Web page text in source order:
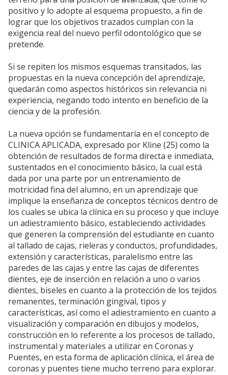
positivo y lo adopte al esquema propuesto, a fin de
lograr que los objetivos trazados cumplan con la
exigencia real del nuevo perfil odontológico que se
pretende.
Si se repiten los mismos esquemas transitados, las
propuestas en la nueva concepción del aprendizaje,
quedarán como aspectos históricos sin relevancia ni
experiencia, negando todo intento en beneficio de la
ciencia y de la profesión.
La nueva opción se fundamentaría en el concepto de
CLINICA APLICADA, expresado por Kline (25) como la
obtención de resultados de forma directa e inmediata,
sustentados en el conocimiento básico, la cual está
dada por una parte por un entrenamiento de
motricidad fina del alumno, en un aprendizaje que
implique la enseñanza de conceptos técnicos dentro de
los cuales se ubica la clínica en su proceso y que incluye
un adiestramiento básico, estableciendo actividades
que generen la comprensión del estudiante en cuanto
al tallado de cajas, rieleras y conductos, profundidades,
extensión y características, paralelismo entre las
paredes de las cajas y entre las cajas de diferentes
dientes, eje de inserción en relación a uno o varios
dientes, biseles en cuanto a la protección de los tejidos
remanentes, terminación gingival, tipos y
características, así como el adiestramiento en cuanto a
visualización y comparación en dibujos y modelos,
construcción en lo referente a los procesos de tallado,
instrumental y materiales a utilizar en Coronas y
Puentes, en esta forma de aplicación clínica, el área de
coronas y puentes tiene mucho terreno para explorar.